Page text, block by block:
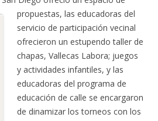
propuestas, las educadoras del
servicio de participación vecinal
ofrecieron un estupendo taller de
chapas, Vallecas Labora; juegos
y actividades infantiles, y las
educadoras del programa de
educación de calle se encargaron
de dinamizar los torneos con los